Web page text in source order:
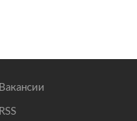
Вакансии
RSS